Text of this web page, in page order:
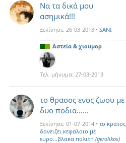
Να τα δικά μου
ασημικά!!!
Ξεκίνησε: 26-03-2013 • SANI
Αστεία & χιουμορ
Τελ. μήνυμα: 27-03-2013
το θρασος ενος ζωου με
δυο ποδια......
Ξεκίνησε: 01-07-2014 • το κρατος
δανειζει κεφαλαιο με
ευρο...βλακα πολιτη (gerolikos)